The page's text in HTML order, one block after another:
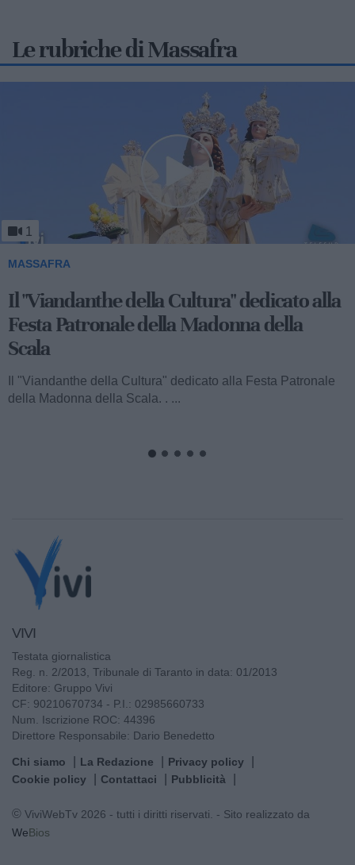
Le rubriche di Massafra
1
MASSAFRA
Il "Viandanthe della Cultura" dedicato alla
Festa Patronale della Madonna della
Scala
Il "Viandanthe della Cultura" dedicato alla Festa Patronale
della Madonna della Scala. . ...
VIVI
Testata giornalistica
Reg. n. 2/2013, Tribunale di Taranto in data: 01/2013
Editore: Gruppo Vivi
CF: 90210670734 - P.I.: 02985660733
Num. Iscrizione ROC: 44396
Direttore Responsabile: Dario Benedetto
Chi siamo La Redazione
Privacy policy
Cookie policy
Contattaci Pubblicità
© ViviWebTv 2026 - tutti i diritti riservati. - Sito realizzato da
WeBios